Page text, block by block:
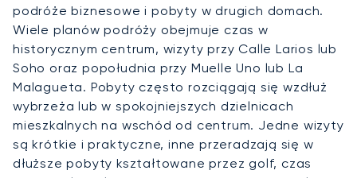
podróże biznesowe i pobyty w drugich domach.
Wiele planów podróży obejmuje czas w
historycznym centrum, wizyty przy Calle Larios lub
Soho oraz popołudnia przy Muelle Uno lub La
Malagueta. Pobyty często rozciągają się wzdłuż
wybrzeża lub w spokojniejszych dzielnicach
mieszkalnych na wschód od centrum. Jedne wizyty
są krótkie i praktyczne, inne przeradzają się w
dłuższe pobyty kształtowane przez golf, czas